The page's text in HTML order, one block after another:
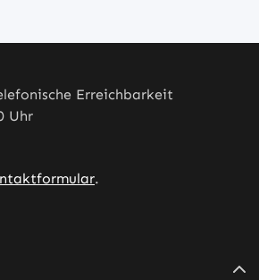
Erreichbarkeit
Uhr
.
– öffnet in neuem Tab